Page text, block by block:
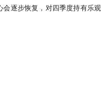
逐步恢复，对四季度持有乐观